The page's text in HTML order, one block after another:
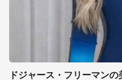
ドジャース・フリーマン